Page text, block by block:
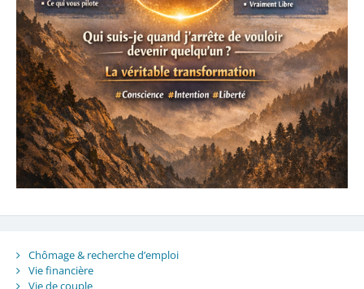
Chômage & recherche d’emploi
Vie financière
Vie de couple